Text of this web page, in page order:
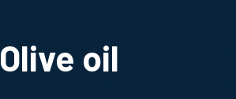
Olive oil